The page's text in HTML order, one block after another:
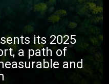
its 2025
a path of
and